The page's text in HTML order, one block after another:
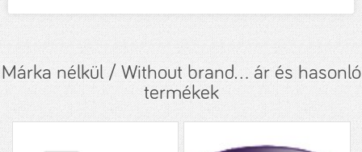
Márka nélkül / Without brand... ár és hasonló
termékek